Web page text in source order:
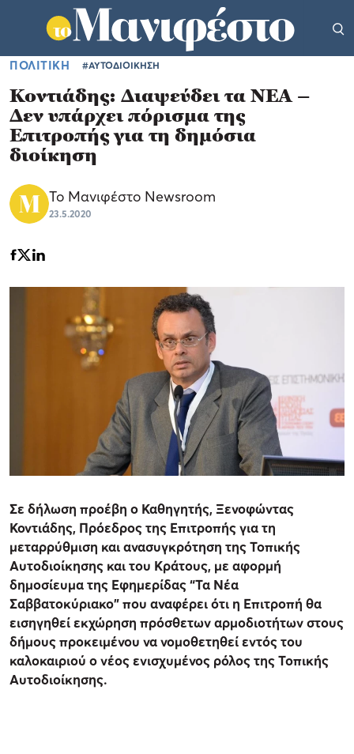
ΠΟΛΙΤΙΚΗ #ΑΥΤΟΔΙΟΙΚΗΣΗ
Κοντιάδης: Διαψεύδει τα ΝΕΑ –
Δεν υπάρχει πόρισμα της
Επιτροπής για τη δημόσια
διοίκηση
Το Μανιφέστο Newsroom
23.5.2020
Σε δήλωση προέβη ο Καθηγητής, Ξενοφώντας
Κοντιάδης, Πρόεδρος της Επιτροπής για τη
μεταρρύθμιση και ανασυγκρότηση της Τοπικής
Αυτοδιοίκησης και του Κράτους, με αφορμή
δημοσίευμα της Εφημερίδας “Τα Νέα
Σαββατοκύριακο” που αναφέρει ότι η Επιτροπή θα
εισηγηθεί εκχώρηση πρόσθετων αρμοδιοτήτων στους
δήμους προκειμένου να νομοθετηθεί εντός του
καλοκαιριού ο νέος ενισχυμένος ρόλος της Τοπικής
Αυτοδιοίκησης.